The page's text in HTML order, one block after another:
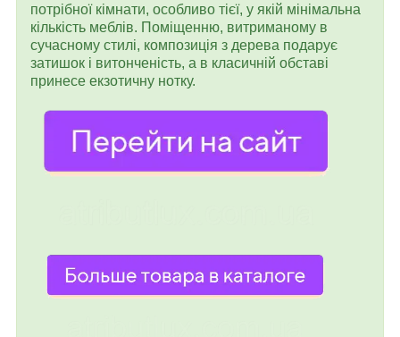
потрібної кімнати, особливо тієї, у якій мінімальна
кількість меблів. Поміщенню, витриманому в
сучасному стилі, композиція з дерева подарує
затишок і витонченість, а в класичній обставі
принесе екзотичну нотку.